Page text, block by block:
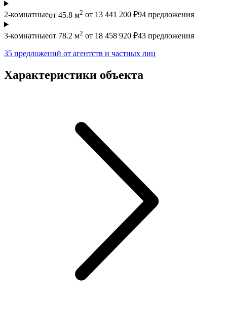
2-комнатныеот 45.8 м2 от 13 441 200 ₽94 предложения
3-комнатныеот 78.2 м2 от 18 458 920 ₽43 предложения
35 предложений от агентств и частных лиц
Характеристики объекта